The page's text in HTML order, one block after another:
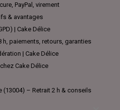
PayPal, virement
& avantages
| Cake Délice
h, paiements, retours, garanties
| Cake Délice
Cake Délice
(13004) – Retrait 2 h & conseils